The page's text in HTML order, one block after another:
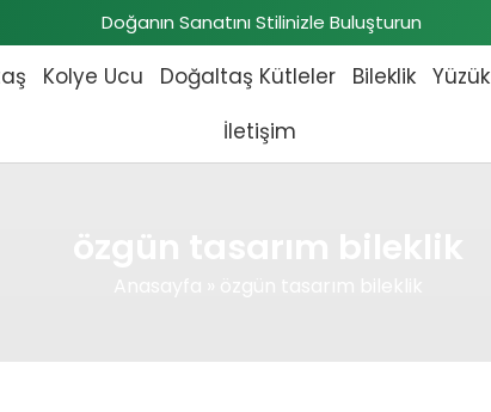
Doğanın Sanatını Stilinizle Buluşturun
Kolye Ucu Doğaltaş Kütleler Bileklik Yüzük
İletişim